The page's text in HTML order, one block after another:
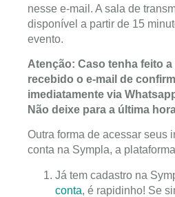
nesse e-mail. A sala de
disponível a partir de 15
evento.
Atenção: Caso tenha feito
recebido o e-mail de
imediatamente via
Não deixe para a última
Outra forma de acessar seus
conta na Sympla, a
Já tem cadastro na
conta, é rapidinho! Se